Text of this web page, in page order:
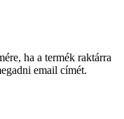
ha a termék raktárra
email címét.